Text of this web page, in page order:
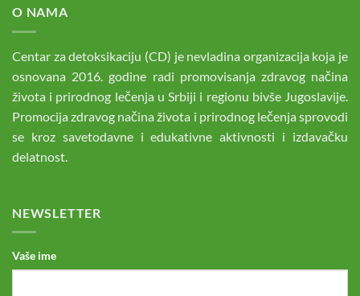
O NAMA
Centar za detoksikaciju (CD) je nevladina organizacija koja je
osnovana 2016. godine radi promovisanja zdravog načina
života i prirodnog lečenja u Srbiji i regionu bivše Jugoslavije.
Promocija zdravog načina života i prirodnog lečenja sprovodi
se kroz savetodavne i edukativne aktivnosti i izdavačku
delatnost.
NEWSLETTER
Vaše ime